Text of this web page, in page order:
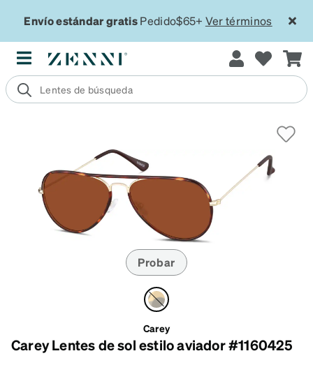
Envío estándar gratisPedido$65+ Ver términos
Probar
Carey
Carey Lentes de sol estilo aviador #1160425